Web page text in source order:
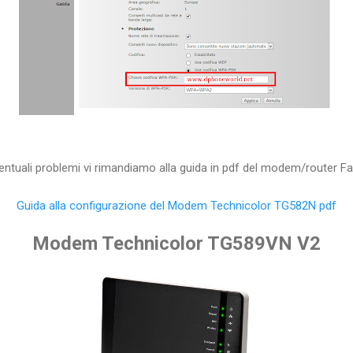
problemi vi rimandiamo alla guida in pdf del modem/router
Guida alla configurazione del Modem Technicolor TG582N pdf
Modem Technicolor TG589VN V2